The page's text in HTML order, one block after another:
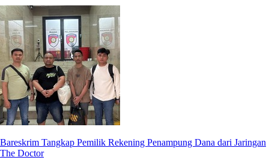
Bareskrim Tangkap Pemilik Rekening Penampung Dana dari Jaringan
The Doctor